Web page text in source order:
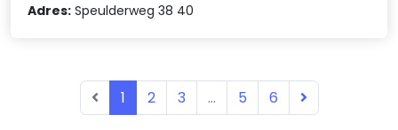
Adres: Speulderweg 38 40
1 2 3 ... 5 6